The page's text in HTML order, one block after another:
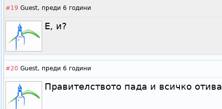
#19 Guest, преди 6 години
Е, и?
#20 Guest, преди 6 години
Правителството пада и всичко